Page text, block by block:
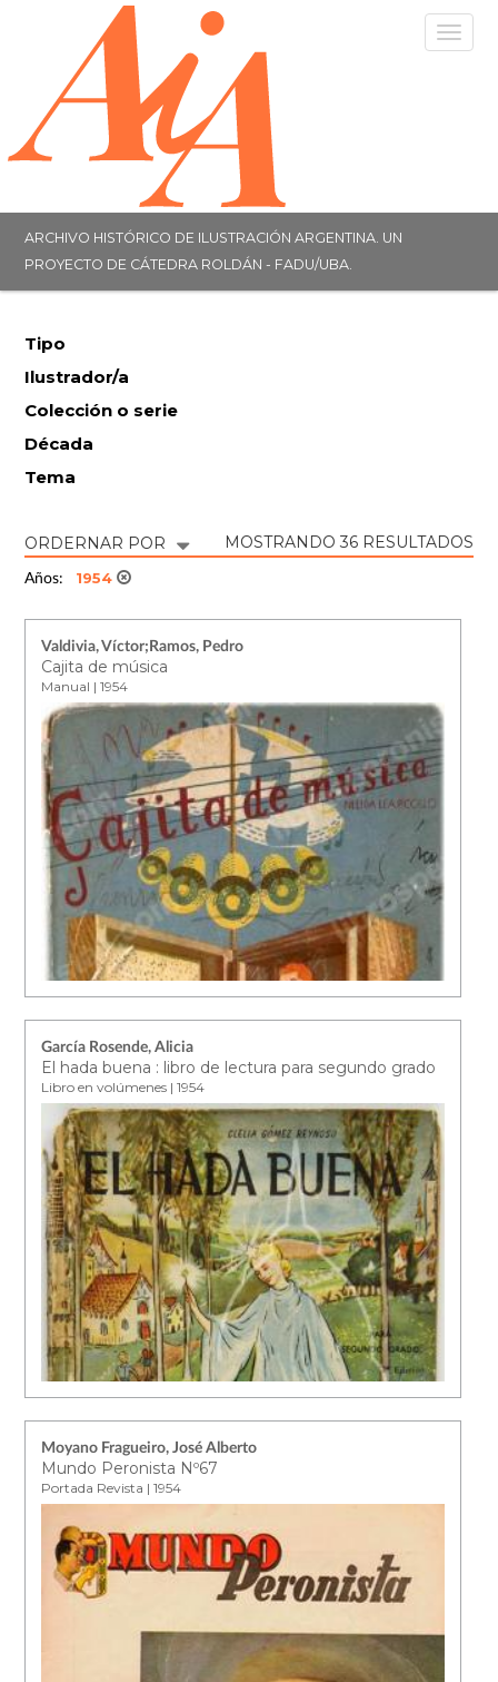
ARCHIVO HISTÓRICO DE ILUSTRACIÓN ARGENTINA. UN
PROYECTO DE CÁTEDRA ROLDÁN - FADU/UBA.
Tipo
Ilustrador/a
Colección o serie
Década
Tema
ORDERNAR POR MOSTRANDO 36 RESULTADOS
Años: 1954
Valdivia, Víctor;Ramos, Pedro
Cajita de música
Manual | 1954
García Rosende, Alicia
El hada buena : libro de lectura para segundo grado
Libro en volúmenes | 1954
Moyano Fragueiro, José Alberto
Mundo Peronista Nº67
Portada Revista | 1954